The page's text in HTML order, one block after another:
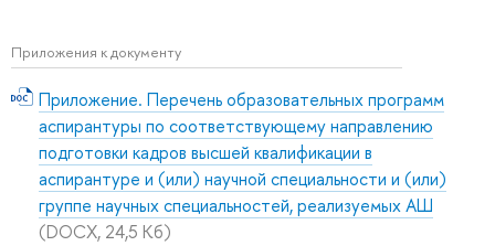
Приложения к документу
Приложение. Перечень образовательных программ
аспирантуры по соответствующему направлению
подготовки кадров высшей квалификации в
аспирантуре и (или) научной специальности и (или)
группе научных специальностей, реализуемых АШ
(DOCX, 24,5 Кб)